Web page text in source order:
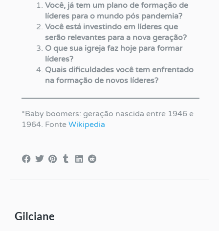
Você, já tem um plano de formação de
líderes para o mundo pós pandemia?
Você está investindo em líderes que
serão relevantes para a nova geração?
O que sua igreja faz hoje para formar
líderes?
Quais dificuldades você tem enfrentado
na formação de novos líderes?
*Baby boomers: geração nascida entre 1946 e
1964. FonteWikipedia
Gilciane